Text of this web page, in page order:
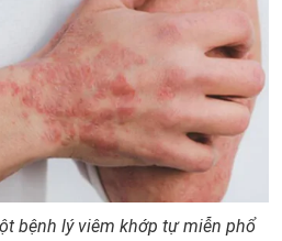
bệnh lý viêm khớp tự miễn phổ